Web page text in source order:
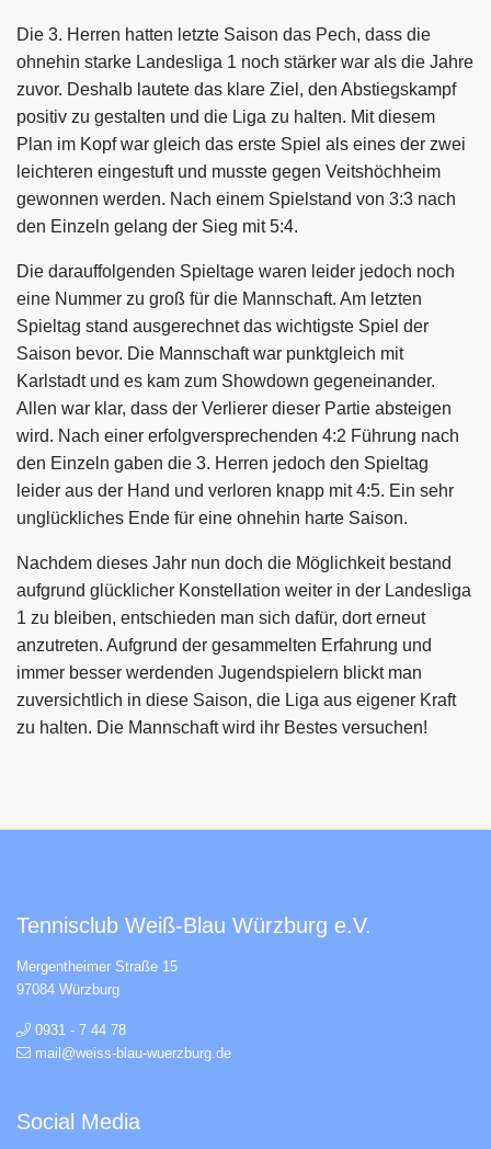
Die 3. Herren hatten letzte Saison das Pech, dass die
ohnehin starke Landesliga 1 noch stärker war als die Jahre
zuvor. Deshalb lautete das klare Ziel, den Abstiegskampf
positiv zu gestalten und die Liga zu halten. Mit diesem
Plan im Kopf war gleich das erste Spiel als eines der zwei
leichteren eingestuft und musste gegen Veitshöchheim
gewonnen werden. Nach einem Spielstand von 3:3 nach
den Einzeln gelang der Sieg mit 5:4.
Die darauffolgenden Spieltage waren leider jedoch noch
eine Nummer zu groß für die Mannschaft. Am letzten
Spieltag stand ausgerechnet das wichtigste Spiel der
Saison bevor. Die Mannschaft war punktgleich mit
Karlstadt und es kam zum Showdown gegeneinander.
Allen war klar, dass der Verlierer dieser Partie absteigen
wird. Nach einer erfolgversprechenden 4:2 Führung nach
den Einzeln gaben die 3. Herren jedoch den Spieltag
leider aus der Hand und verloren knapp mit 4:5. Ein sehr
unglückliches Ende für eine ohnehin harte Saison.
Nachdem dieses Jahr nun doch die Möglichkeit bestand
aufgrund glücklicher Konstellation weiter in der Landesliga
1 zu bleiben, entschieden man sich dafür, dort erneut
anzutreten. Aufgrund der gesammelten Erfahrung und
immer besser werdenden Jugendspielern blickt man
zuversichtlich in diese Saison, die Liga aus eigener Kraft
zu halten. Die Mannschaft wird ihr Bestes versuchen!
Tennisclub Weiß-Blau Würzburg e.V.
Mergentheimer Straße 15
97084 Würzburg
0931 - 7 44 78
mail@weiss-blau-wuerzburg.de
Social Media